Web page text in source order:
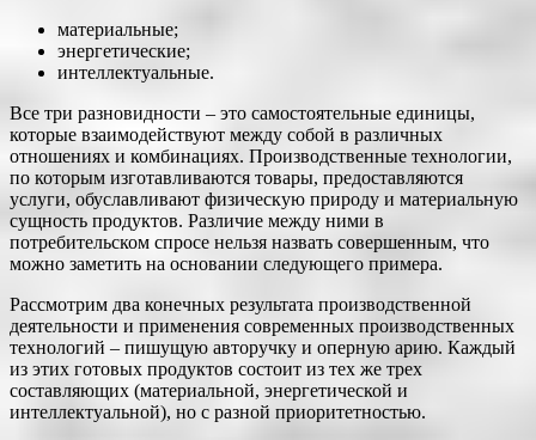
материальные;
энергетические;
интеллектуальные.
Все три разновидности – это самостоятельные единицы,
которые взаимодействуют между собой в различных
отношениях и комбинациях. Производственные технологии,
по которым изготавливаются товары, предоставляются
услуги, обуславливают физическую природу и материальную
сущность продуктов. Различие между ними в
потребительском спросе нельзя назвать совершенным, что
можно заметить на основании следующего примера.
Рассмотрим два конечных результата производственной
деятельности и применения современных производственных
технологий – пишущую авторучку и оперную арию. Каждый
из этих готовых продуктов состоит из тех же трех
составляющих (материальной, энергетической и
интеллектуальной), но с разной приоритетностью.